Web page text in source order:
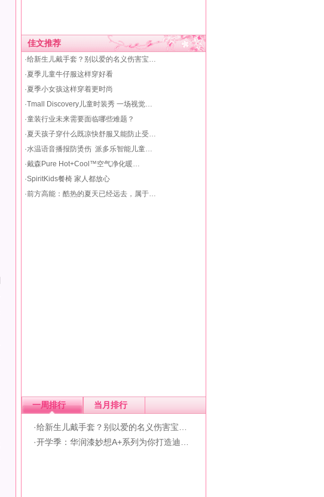
佳文推荐
·给新生儿戴手套？别以爱的名义伤害宝…
·夏季儿童牛仔服这样穿好看
·夏季小女孩这样穿着更时尚
·Tmall Discovery儿童时装秀 一场视觉…
·童装行业未来需要面临哪些难题？
·夏天孩子穿什么既凉快舒服又能防止受…
·水温语音播报防烫伤 派多乐智能儿童…
·戴森Pure Hot+Cool™空气净化暖…
·SpiritKids餐椅 家人都放心
·前方高能：酷热的夏天已经远去，属于…
一周排行 当月排行
·给新生儿戴手套？别以爱的名义伤害宝…
·开学季：华润漆妙想A+系列为你打造迪…